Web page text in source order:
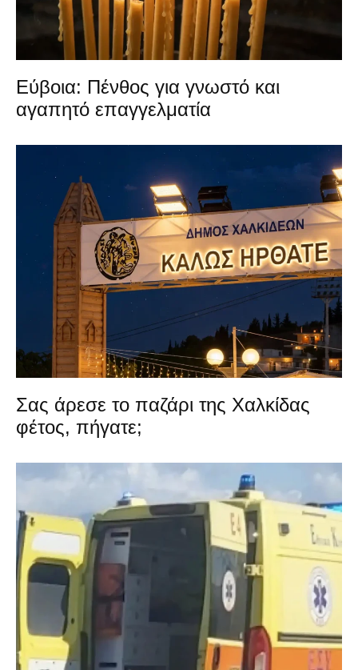
Εύβοια: Πένθος για γνωστό και
αγαπητό επαγγελματία
Σας άρεσε το παζάρι της Χαλκίδας
φέτος, πήγατε;